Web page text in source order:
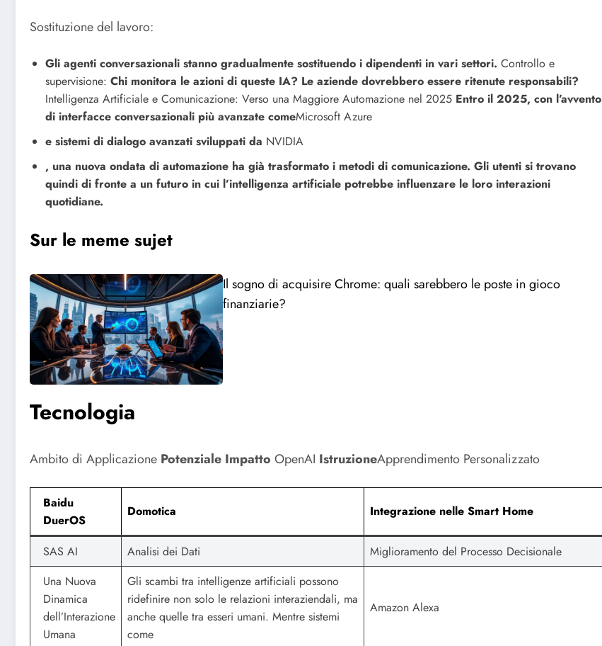
Sostituzione del lavoro:
Gli agenti conversazionali stanno gradualmente sostituendo i dipendenti in vari settori. Controllo e
supervisione: Chi monitora le azioni di queste IA? Le aziende dovrebbero essere ritenute responsabili?
Intelligenza Artificiale e Comunicazione: Verso una Maggiore Automazione nel 2025 Entro il 2025, con l’avvento
di interfacce conversazionali più avanzate comeMicrosoft Azure
e sistemi di dialogo avanzati sviluppati da NVIDIA
, una nuova ondata di automazione ha già trasformato i metodi di comunicazione. Gli utenti si trovano
quindi di fronte a un futuro in cui l’intelligenza artificiale potrebbe influenzare le loro interazioni
quotidiane.
Sur le meme sujet
Il sogno di acquisire Chrome: quali sarebbero le poste in gioco
finanziarie?
Tecnologia
Ambito di Applicazione Potenziale Impatto OpenAI IstruzioneApprendimento Personalizzato
Baidu
DuerOS
Domotica Integrazione nelle Smart Home
SAS AI Analisi dei Dati
Miglioramento del Processo Decisionale
Una Nuova
Dinamica
dell’Interazione
Umana
Gli scambi tra intelligenze artificiali possono
ridefinire non solo le relazioni interaziendali, ma
anche quelle tra esseri umani. Mentre sistemi
come
Amazon Alexa